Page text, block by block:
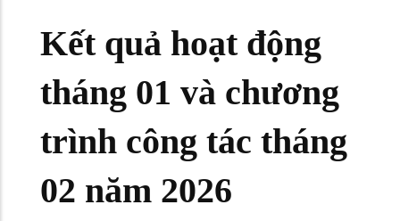
Kết quả hoạt động
tháng 01 và chương
trình công tác tháng
02 năm 2026